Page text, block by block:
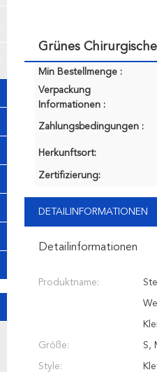
Grünes
Min Bestellmenge :
Verpackung
Informationen :
Zahlungsbedingungen :
Herkunftsort:
Zertifizierung:
DETAILINFORMATIONEN
Detailinformationen
Produktname:
Größe: S,
Style: